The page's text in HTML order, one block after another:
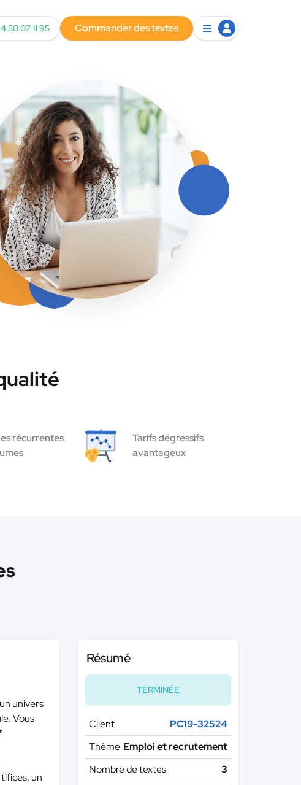
50 07 11 95 Commander des textes
récurrentes
Tarifs dégressifs
avantageux
univers
Vous
un
Résumé
TERMINÉE
Client
PC19-32524
Thème Emploi et recrutement
Nombre de textes
3